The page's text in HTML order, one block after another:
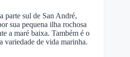
parte sul de San André,
sua pequena ilha rochosa
a maré baixa. Também é o
variedade de vida marinha.